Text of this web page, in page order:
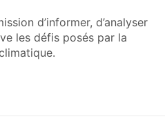
d’informer, d’analyser
les défis posés par la